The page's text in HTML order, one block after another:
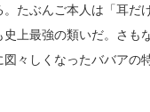
たぶんご本人は「耳だ
上最強の類いだ。さも
々しくなったババアの